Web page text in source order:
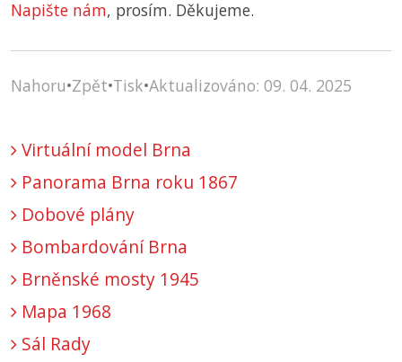
Napište nám, prosím. Děkujeme.
Nahoru•Zpět•Tisk•Aktualizováno: 09. 04. 2025
Virtuální model Brna
Panorama Brna roku 1867
Dobové plány
Bombardování Brna
Brněnské mosty 1945
Mapa 1968
Sál Rady